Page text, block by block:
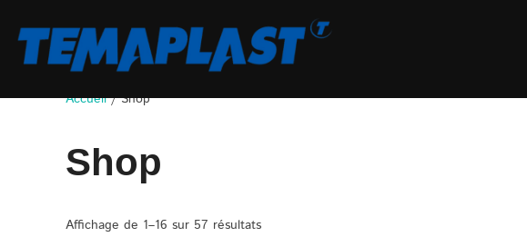
contenu
Accueil/ Shop
Shop
Affichage de 1–16 sur 57 résultats